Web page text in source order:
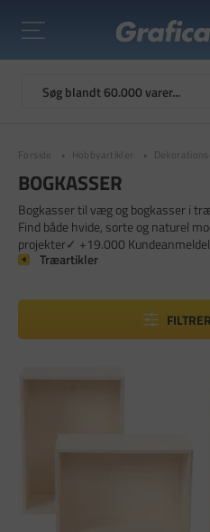
Forside Hobbyartikler
BOGKASSER
Bogkasser til væg og bogkasser i
Find både hvide, sorte og naturel
projekter✓ +19.000
Træartikler